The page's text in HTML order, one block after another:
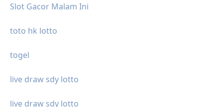
Slot Gacor Malam Ini
toto hk lotto
togel
live draw sdy lotto
live draw sdy lotto